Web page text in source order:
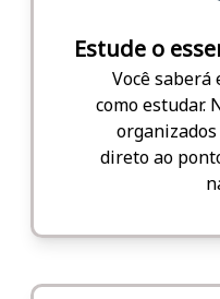
Estude o
Você saberá
como estudar.
direto ao